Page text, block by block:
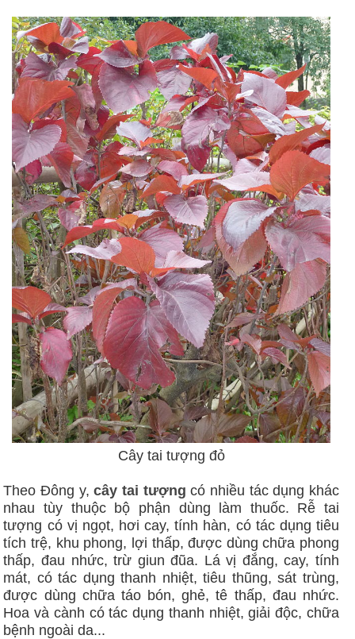
Cây tai tượng đỏ
Theo Đông y,cây tai tượng có nhiều tác dụng khác
nhau tùy thuộc bộ phận dùng làm thuốc. Rễ tai
tượng có vị ngọt, hơi cay, tính hàn, có tác dụng tiêu
tích trệ, khu phong, lợi thấp, được dùng chữa phong
thấp, đau nhức, trừ giun đũa. Lá vị đắng, cay, tính
mát, có tác dụng thanh nhiệt, tiêu thũng, sát trùng,
được dùng chữa táo bón, ghẻ, tê thấp, đau nhức.
Hoa và cành có tác dụng thanh nhiệt, giải độc, chữa
bệnh ngoài da...